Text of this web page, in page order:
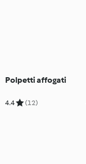
Polpetti affogati
4.4 (12)